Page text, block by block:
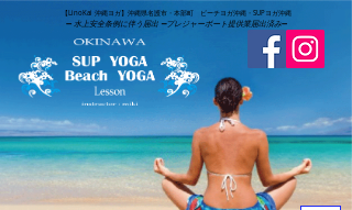
​【LinoKai 沖縄ヨガ】沖縄県名護市・本部町 ビーチヨガ沖縄・SUPヨガ沖縄
➖ 水上安全条例に伴う届出 ➖​プレジャーボート提供業届出済み➖